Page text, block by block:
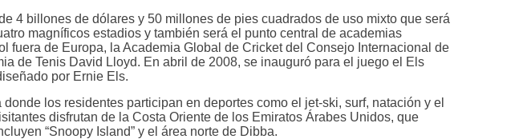
4 billones de dólares y 50 millones de pies cuadrados de uso mixto que será
magníficos estadios y también será el punto central de academias
de Europa, la Academia Global de Cricket del Consejo Internacional de
de Tenis David Lloyd. En abril de 2008, se inauguró para el juego el Els
por Ernie Els.
los residentes participan en deportes como el jet-ski, surf, natación y el
disfrutan de la Costa Oriente de los Emiratos Árabes Unidos, que
“Snoopy Island” y el área norte de Dibba.